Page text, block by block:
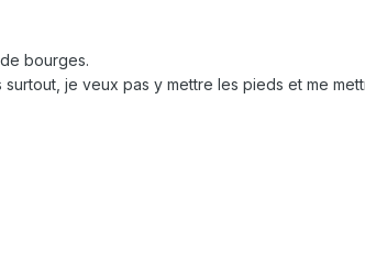
bourges.
je veux pas y mettre les pieds et me